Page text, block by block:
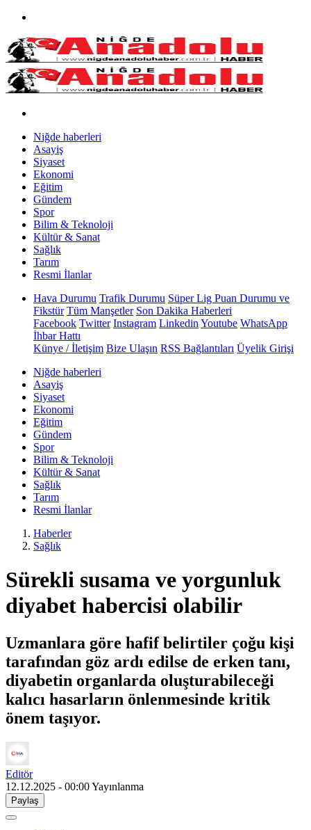
Niğde haberleri
Asayiş
Siyaset
Ekonomi
Eğitim
Gündem
Spor
Bilim & Teknoloji
Kültür & Sanat
Sağlık
Tarım
Resmi İlanlar
Hava Durumu Trafik Durumu Süper Lig Puan Durumu ve
Fikstür Tüm Manşetler Son Dakika Haberleri
Facebook Twitter Instagram Linkedin Youtube WhatsApp
İhbar Hattı
Künye / İletişim Bize Ulaşın RSS Bağlantıları Üyelik Girişi
Niğde haberleri
Asayiş
Siyaset
Ekonomi
Eğitim
Gündem
Spor
Bilim & Teknoloji
Kültür & Sanat
Sağlık
Tarım
Resmi İlanlar
Haberler
Sağlık
Sürekli susama ve yorgunluk
diyabet habercisi olabilir
Uzmanlara göre hafif belirtiler çoğu kişi
tarafından göz ardı edilse de erken tanı,
diyabetin organlarda oluşturabileceği
kalıcı hasarların önlenmesinde kritik
önem taşıyor.
Editör
12.12.2025 - 00:00Yayınlanma
Paylaş